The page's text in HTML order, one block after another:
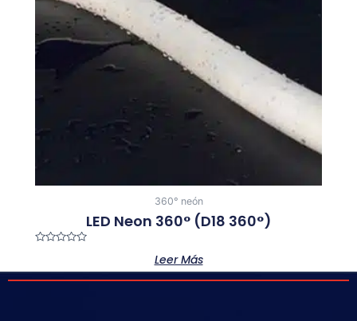
360° neón
LED Neon 360° (D18 360°)
0
de
Leer Más